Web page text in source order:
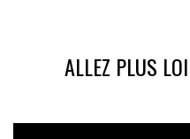
ALLEZ PLUS